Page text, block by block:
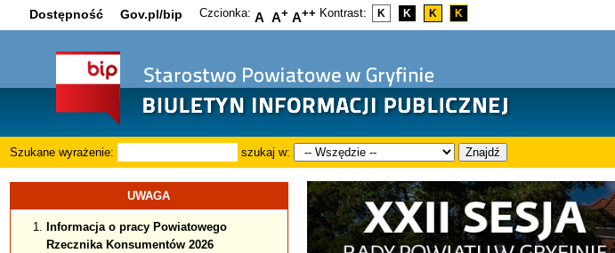
Dostępność Gov.pl/bip Czcionka: A A+ A++ Kontrast: K K K K
Szukane wyrażenie: szukaj w: Znajdź
UWAGA
Informacja o pracy Powiatowego
Rzecznika Konsumentów 2026